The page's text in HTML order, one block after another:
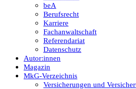
beA
Berufsrecht
Karriere
Fachanwaltschaft
Referendariat
Datenschutz
Autor:innen
Magazin
MkG-Verzeichnis
Versicherungen und